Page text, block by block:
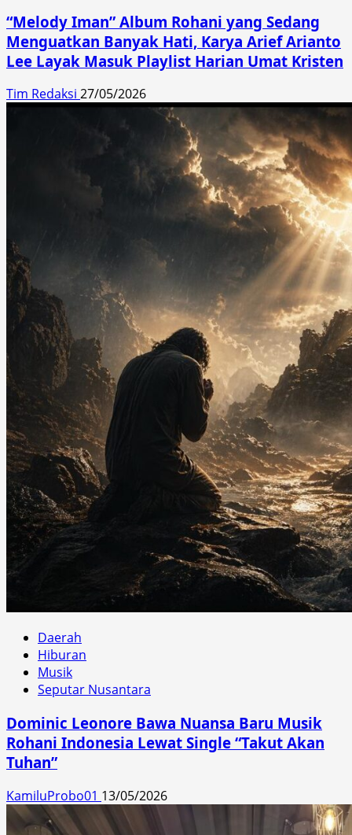
“Melody Iman” Album Rohani yang Sedang
Menguatkan Banyak Hati, Karya Arief Arianto
Lee Layak Masuk Playlist Harian Umat Kristen
Tim Redaksi 27/05/2026
Daerah
Hiburan
Musik
Seputar Nusantara
Dominic Leonore Bawa Nuansa Baru Musik
Rohani Indonesia Lewat Single “Takut Akan
Tuhan”
KamiluProbo01 13/05/2026